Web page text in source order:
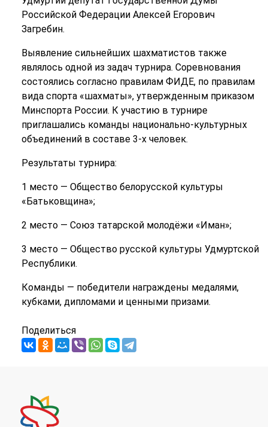
Российской Федерации Алексей Егорович
Загребин.
Выявление сильнейших шахматистов также
являлось одной из задач турнира. Соревнования
состоялись согласно правилам ФИДЕ, по правилам
вида спорта «шахматы», утвержденным приказом
Минспорта России. К участию в турнире
приглашались команды национально-культурных
объединений в составе 3-х человек.
Результаты турнира:
1 место — Общество белорусской культуры
«Батьковщина»;
2 место — Союз татарской молодёжи «Иман»;
3 место — Общество русской культуры Удмуртской
Республики.
Команды — победители награждены медалями,
кубками, дипломами и ценными призами.
Поделиться